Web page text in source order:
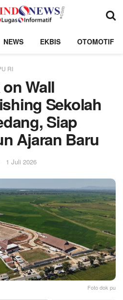
NEWS EKBIS OTOMOTIF
RI
Wall
Sekolah
Siap
Ajaran Baru
1 Juli 2026
Foto dok pu